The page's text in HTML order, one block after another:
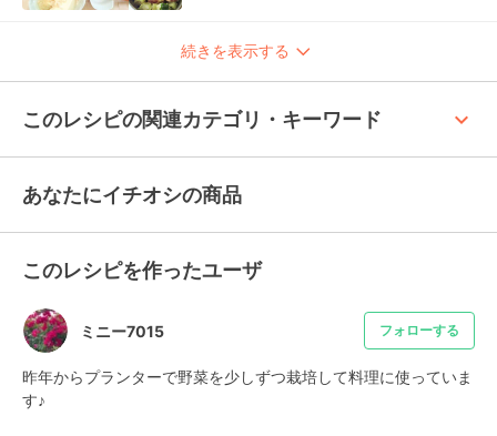
続きを表示する
このレシピの関連カテゴリ・キーワード keyboard_arrow_up
あなたにイチオシの商品
このレシピを作ったユーザ
ミニー7015 フォローする
昨年からプランターで野菜を少しずつ栽培して料理に使っていま
す♪